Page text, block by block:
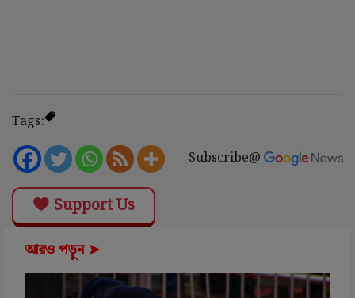
Tags:
Subscribe@
Support Us
আরও পড়ুন ➤